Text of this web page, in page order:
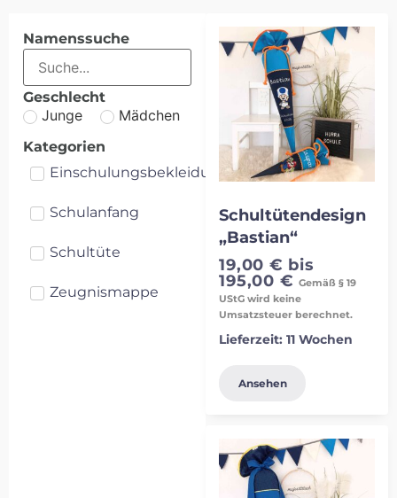
Namenssuche
Geschlecht
Junge Mädchen
Kategorien
Einschulungsbekleidung
Schulanfang
Schultüte
Zeugnismappe
Schultütendesign
„Bastian“
19,00 € bis
195,00 € Gemäß § 19
UStG wird keine
Umsatzsteuer berechnet.
Lieferzeit:11 Wochen
Ansehen